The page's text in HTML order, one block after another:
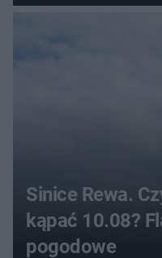
Sinice Rewa.
kąpać 10.08?
pogodowe